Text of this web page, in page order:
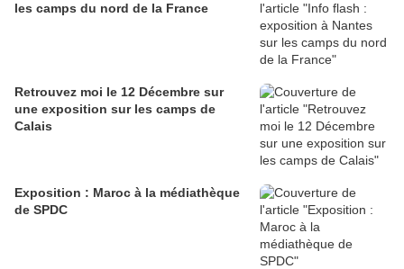
les camps du nord de la France
Retrouvez moi le 12 Décembre sur
une exposition sur les camps de
Calais
Exposition : Maroc à la médiathèque
de SPDC